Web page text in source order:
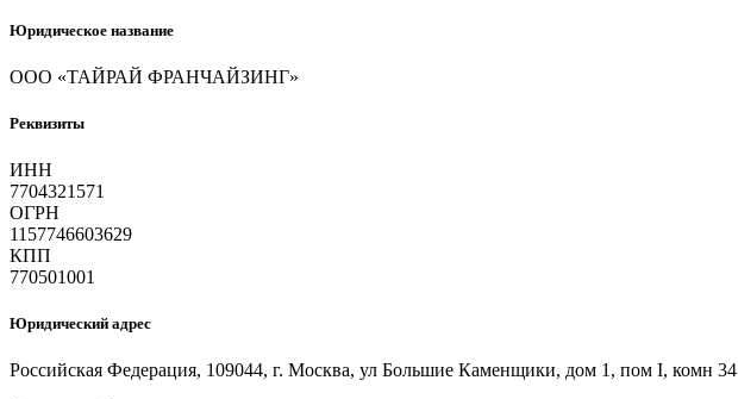
Юридическое название
ООО «ТАЙРАЙ ФРАНЧАЙЗИНГ»
Реквизиты
ИНН
7704321571
ОГРН
1157746603629
КПП
770501001
Юридический адрес
Российская Федерация, 109044, г. Москва, ул Большие Каменщики, дом 1, пом I, комн 34